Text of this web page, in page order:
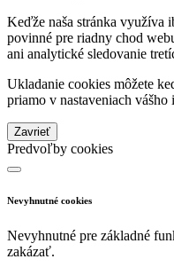
Keďže naša stránka využíva
povinné pre riadny chod
ani analytické sledovanie
Ukladanie cookies môžete
priamo v nastaveniach vášho
Zavrieť
Predvoľby cookies
Nevyhnutné cookies
Nevyhnutné pre základné
zakázať.